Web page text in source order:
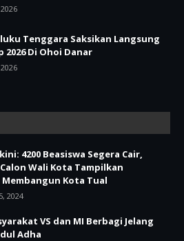
Tenggara Saksikan Langsung
2026 Di Ohoi Danar
4200 Beasiswa Segera Cair,
Wali Kota Tampilkan
Kota Tual
2024
VS dan MI Berbagi Jelang
Adha